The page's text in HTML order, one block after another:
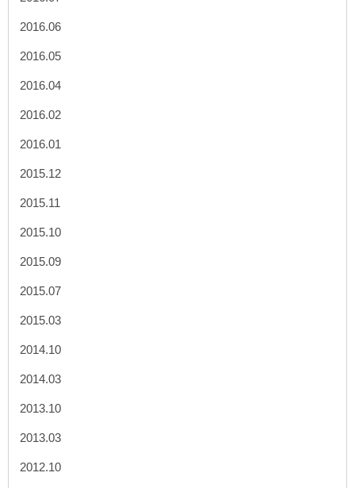
2016.06
2016.05
2016.04
2016.02
2016.01
2015.12
2015.11
2015.10
2015.09
2015.07
2015.03
2014.10
2014.03
2013.10
2013.03
2012.10